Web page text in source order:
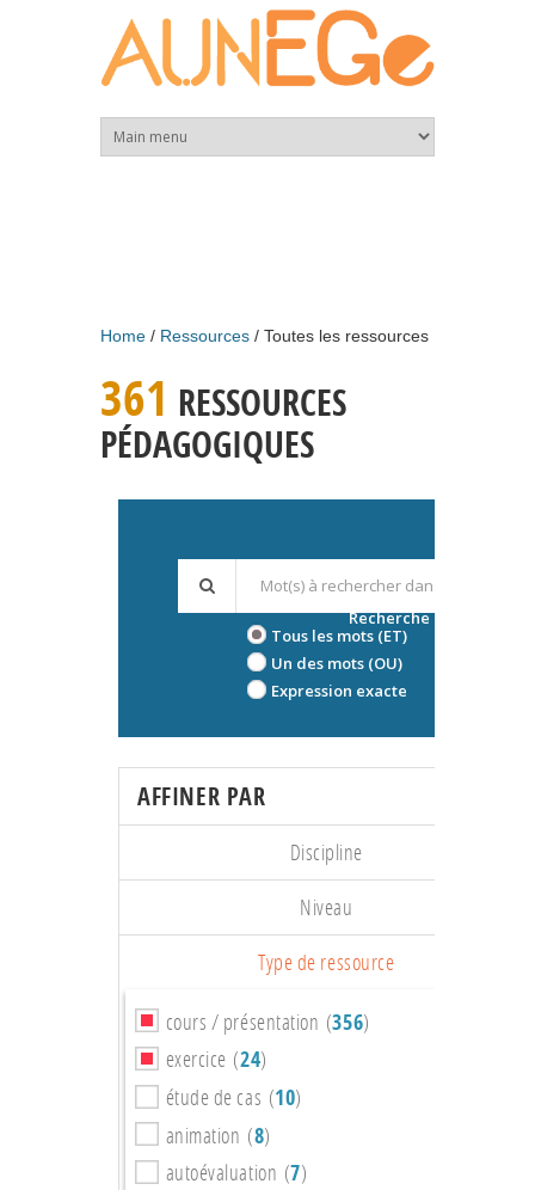
Home Ressources Toutes les ressources
361 RESSOURCES
PÉDAGOGIQUES
Tous les mots (ET)
Un des mots (OU)
Expression exacte
Recherche avancée
AFFINER PAR
Discipline
Niveau
Type de ressource
cours / présentation (356)
exercice (24)
étude de cas (10)
animation (8)
autoévaluation (7)